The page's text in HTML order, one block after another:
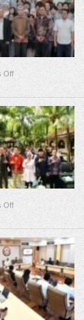
Off
Off